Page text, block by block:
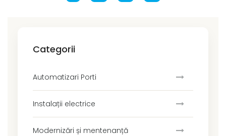
Categorii
Automatizari Porti
Instalații electrice
Modernizări și mentenanță